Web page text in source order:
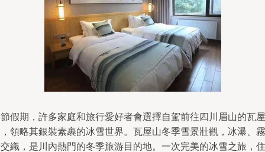
假期，許多家庭和旅行愛好者會選擇自駕前往四川眉山的瓦屋
領略其銀裝素裹的冰雪世界。瓦屋山冬季雪景壯觀，冰瀑、霧
織，是川內熱門的冬季旅游目的地。一次完美的冰雪之旅，住